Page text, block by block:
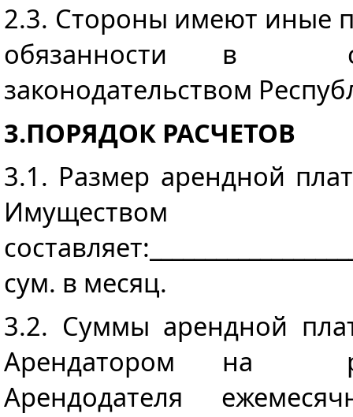
2.3. Стороны имеют иные
обязанности в
законодательством
3.ПОРЯДОК РАСЧЕТОВ
3.1. Размер арендной
Имуществом
cум. в месяц.
3.2. Суммы арендной
Арендатором на
Арендодателя